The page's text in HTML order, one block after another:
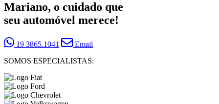
Mariano, o cuidado que
seu automóvel merece!
19 3865.1041
Email
SOMOS ESPECIALISTAS: